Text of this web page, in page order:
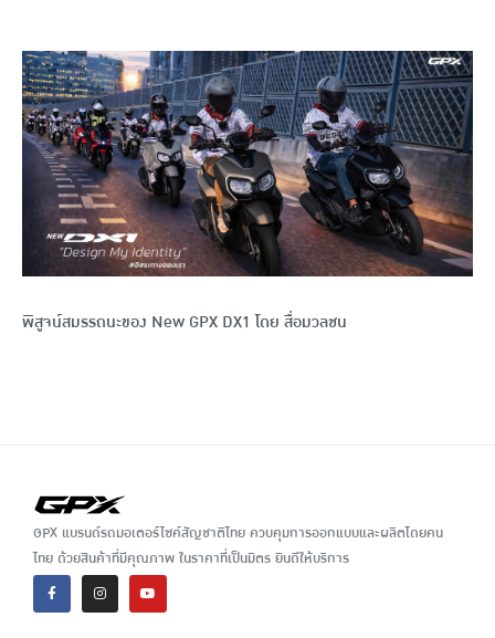
พิสูจน์สมรรถนะของ New GPX DX1 โดย สื่อมวลชน
GPX แบรนด์รถมอเตอร์ไซค์สัญชาติไทย ควบคุมการออกแบบและผลิตโดยคน
ไทย ด้วยสินค้าที่มีคุณภาพ ในราคาที่เป็นมิตร ยินดีให้บริการ